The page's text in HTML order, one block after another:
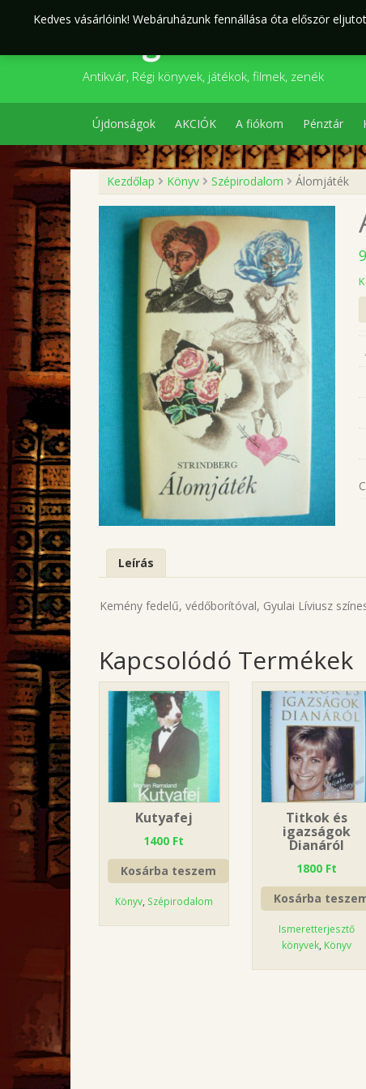
Szegedi
Antikvár, Régi könyvek, játékok, filmek, zenék
Újdonságok AKCIÓK A fiókom Pénztár
Kezdőlap Könyv Szépirodalom Álomjáték
Leírás
Kemény fedelű, védőborítóval, Gyulai Líviusz
Kapcsolódó Termékek
Kutyafej
1400 Ft
Kosárba teszem
Könyv, Szépirodalom
Titkok és
igazságok
Dianáról
1800 Ft
Kosárba
Ismeretterjesztő
könyvek Könyv
Kedves vásárlóink! Webáruházunk fennállása óta először